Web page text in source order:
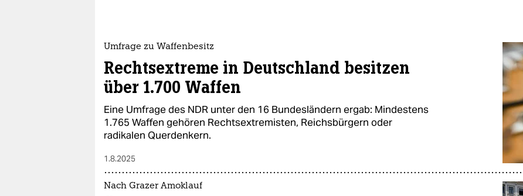
Umfrage zu Waffenbesitz
Rechtsextreme in Deutschland besitzen
über 1.700 Waffen
Eine Umfrage des NDR unter den 16 Bundesländern ergab: Mindestens
1.765 Waffen gehören Rechtsextremisten, Reichsbürgern oder
radikalen Querdenkern.
1.8.2025
Nach Grazer Amoklauf